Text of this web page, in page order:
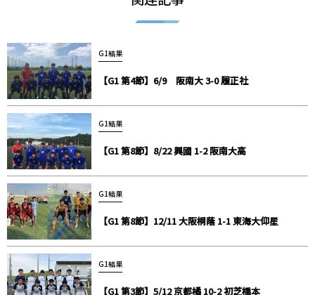
G1結果
【G1 第4節】6/9 阪南大 3-0 履正社
G1結果
【G1 第8節】8/22 興國 1-2 阪南大高
G1結果
【G1 第8節】12/11 大阪桐蔭 1-1 東海大仰星
G1結果
【G1 第3節】5/12 京都橘 10-2 初芝橋本